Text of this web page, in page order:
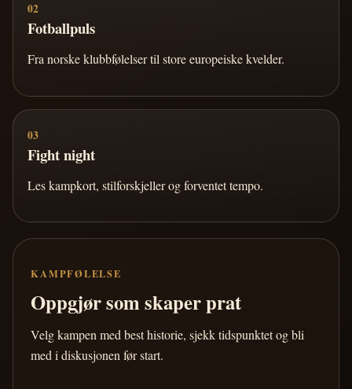
02
Fotballpuls
Fra norske klubbfølelser til store europeiske kvelder.
03
Fight night
Les kampkort, stilforskjeller og forventet tempo.
KAMPFØLELSE
Oppgjør som skaper prat
Velg kampen med best historie, sjekk tidspunktet og bli
med i diskusjonen før start.